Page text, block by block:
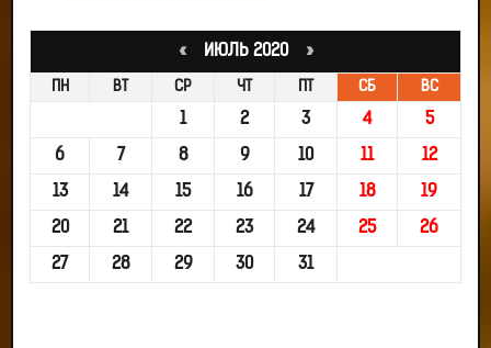
«ИЮЛЬ 2020 »
ПН ВТ СР ЧТ ПТ СБ ВС
1 2 3 4 5
6 7 8 9 10 11 12
13 14 15 16 17 18 19
20 21 22 23 24 25 26
27 28 29 30 31